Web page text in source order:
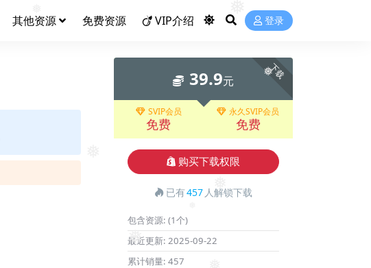
❅
❅
❅ ❅
其他资源 免费资源 VIP介绍 登录
下载
39.9元
SVIP会员
免费
永久SVIP会员
免费
购买下载权限
已有457 人解锁下载
包含资源: (1个)
最近更新: 2025-09-22
累计销量: 457